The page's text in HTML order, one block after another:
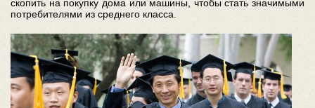
скопить на покупку дома или машины, чтобы стать значимыми
потребителями из среднего класса.